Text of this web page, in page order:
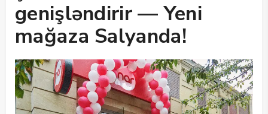
genişləndirir — Yeni
mağaza Salyanda!